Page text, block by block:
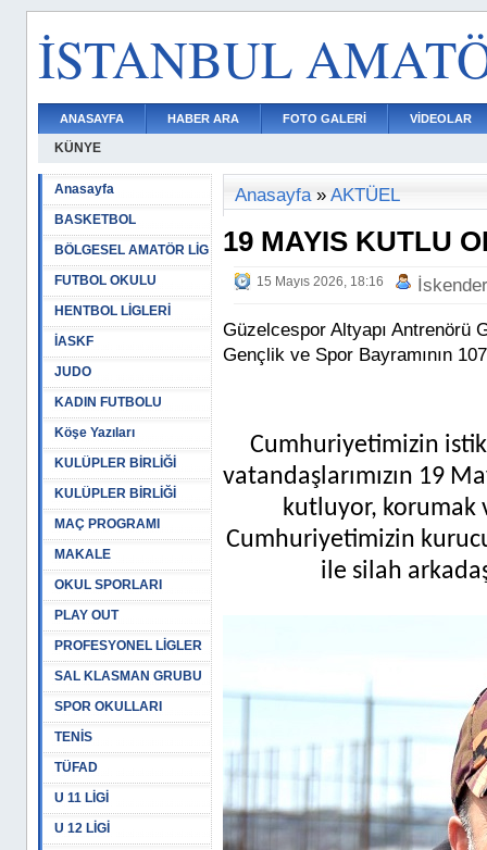
İSTANBUL
ANASAYFA HABER ARA FOTO GALERİ VİDEOLAR
KÜNYE
Anasayfa
BASKETBOL
BÖLGESEL AMATÖR LİG
FUTBOL OKULU
HENTBOL LİGLERİ
İASKF
JUDO
KADIN FUTBOLU
Köşe Yazıları
KULÜPLER BİRLİĞİ
KULÜPLER BİRLİĞİ
MAÇ PROGRAMI
MAKALE
OKUL SPORLARI
PLAY OUT
PROFESYONEL LİGLER
SAL KLASMAN GRUBU
SPOR OKULLARI
TENİS
TÜFAD
U 11 LİGİ
U 12 LİGİ
Anasayfa» AKTÜEL
19 MAYIS KUTLU
15 Mayıs 2026, 18:16
Güzelcespor Altyapı Antrenörü
Gençlik ve Spor Bayramının
Cumhuriyetimizin
vatandaşlarımızın 19
kutluyor, korumak
Cumhuriyetimizin
ile silah